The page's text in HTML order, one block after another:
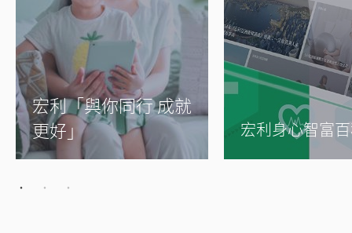
宏利「與你同行 成就
更好」
宏利身心智富